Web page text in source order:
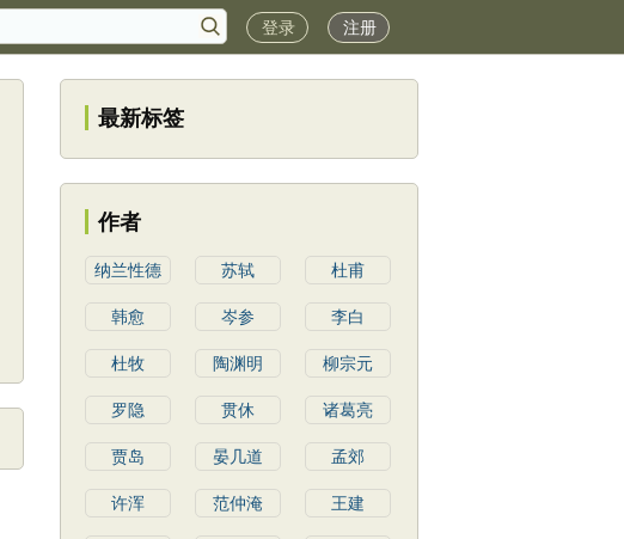
登录 注册
最新标签
作者
纳兰性德 苏轼 杜甫
韩愈 岑参 李白
杜牧 陶渊明 柳宗元
罗隐 贯休 诸葛亮
贾岛 晏几道 孟郊
许浑 范仲淹 王建